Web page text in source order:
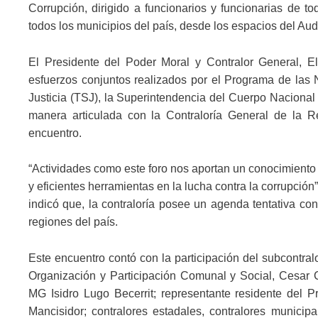
Corrupción, dirigido a funcionarios y funcionarias de
todos los municipios del país, desde los espacios del
El Presidente del Poder Moral y Contralor General,
esfuerzos conjuntos realizados por el Programa de
Justicia (TSJ), la Superintendencia del Cuerpo
manera articulada con la Contraloría General de la
encuentro.
“Actividades como este foro nos aportan un
y eficientes herramientas en la lucha contra la
indicó que, la contraloría posee un agenda tentativa
regiones del país.
Este encuentro contó con la participación del
Organización y Participación Comunal y Social, Cesar
MG Isidro Lugo Becerrit; representante residente del
Mancisidor; contralores estadales, contralores